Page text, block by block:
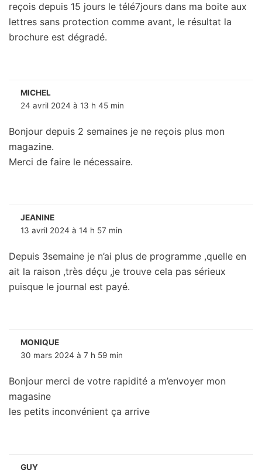
reçois depuis 15 jours le télé7jours dans ma boite aux
lettres sans protection comme avant, le résultat la
brochure est dégradé.
MICHEL
24 avril 2024 à 13 h 45 min
Bonjour depuis 2 semaines je ne reçois plus mon
magazine.
Merci de faire le nécessaire.
JEANINE
13 avril 2024 à 14 h 57 min
Depuis 3semaine je n’ai plus de programme ,quelle en
ait la raison ,très déçu ,je trouve cela pas sérieux
puisque le journal est payé.
MONIQUE
30 mars 2024 à 7 h 59 min
Bonjour merci de votre rapidité a m’envoyer mon
magasine
les petits inconvénient ça arrive
GUY